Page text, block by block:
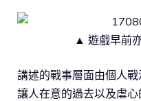
▲ 遊戲早前
講述的戰事層面由個人
讓人在意的過去以及虐